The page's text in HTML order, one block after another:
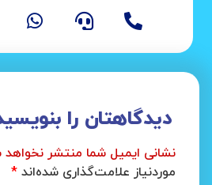
دیدگاهتان را
نشانی ایمیل شما منتشر
موردنیاز علامت‌گذاری شده‌اند *